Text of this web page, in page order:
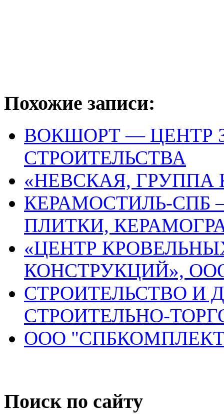
Похожие записи:
ВОКШОРТ — ЦЕНТР
СТРОИТЕЛЬСТВА
«НЕВСКАЯ,
КЕРАМОСТИЛЬ-СПБ
ПЛИТКИ,
«ЦЕНТР
КОНСТРУКЦИЙ»,
СТРОИТЕЛЬСТВО И
СТРОИТЕЛЬНО-
ООО
Поиск по сайту